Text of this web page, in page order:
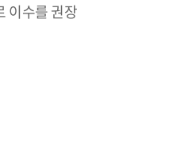
이수를 권장